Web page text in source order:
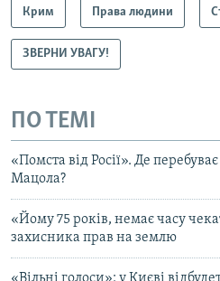
Крим Права людини
ЗВЕРНИ УВАГУ!
ПО ТЕМІ
«Помста від Росії». Де
Мацола?
«Йому 75 років, немає часу
захисника прав на землю